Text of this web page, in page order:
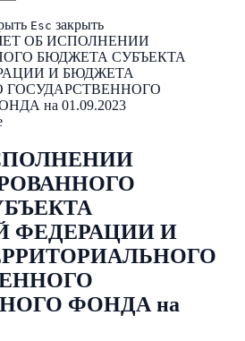
Esc закрыть
ОБ ИСПОЛНЕНИИ
БЮДЖЕТА СУБЪЕКТА
И БЮДЖЕТА
ГОСУДАРСТВЕННОГО
на 01.09.2023
ФЕДЕРАЦИИ И
ФОНДА на